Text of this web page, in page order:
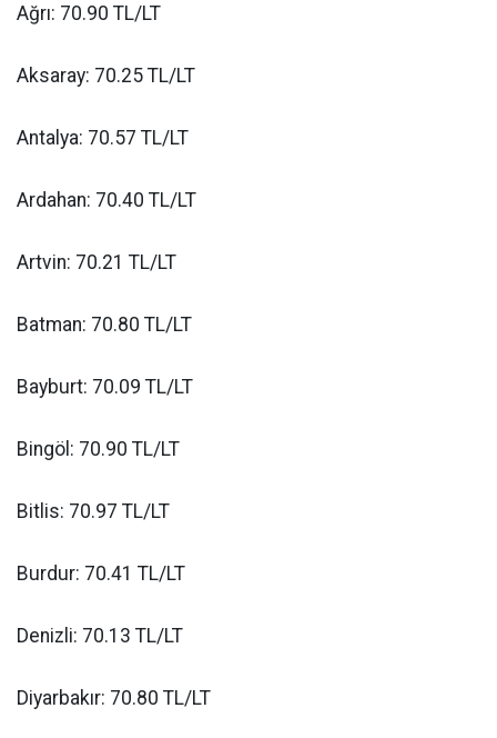
Ağrı: 70.90 TL/LT
Aksaray: 70.25 TL/LT
Antalya: 70.57 TL/LT
Ardahan: 70.40 TL/LT
Artvin: 70.21 TL/LT
Batman: 70.80 TL/LT
Bayburt: 70.09 TL/LT
Bingöl: 70.90 TL/LT
Bitlis: 70.97 TL/LT
Burdur: 70.41 TL/LT
Denizli: 70.13 TL/LT
Diyarbakır: 70.80 TL/LT